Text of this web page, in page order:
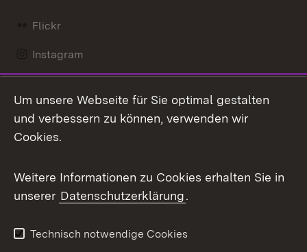
Flickr
Instagram
Mastodon
Messenger
Social Wall
X / Twitter
Youtube
Um unsere Webseite für Sie optimal gestalten
und verbessern zu können, verwenden wir
Cookies.
Weitere Informationen zu Cookies erhalten Sie in
unserer Datenschutzerklärung.
Technisch notwendige Cookies